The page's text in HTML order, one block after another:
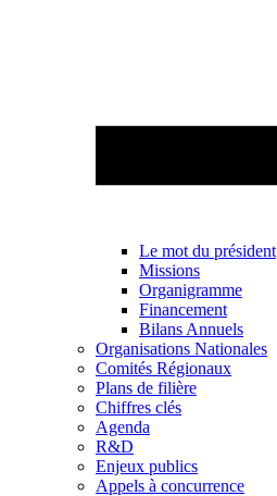
Le mot du président
Missions
Organigramme
Financement
Bilans Annuels
Organisations Nationales
Comités Régionaux
Plans de filière
Chiffres clés
Agenda
R&D
Enjeux publics
Appels à concurrence